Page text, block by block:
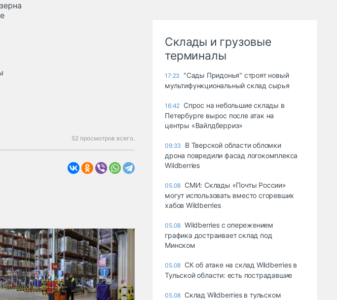
52 просмотров всего.
Склады и грузовые
терминалы
17:23
"Сады Придонья" строят новый
мультифункциональный склад сырья
16:42 Спрос на небольшие склады в
Петербурге вырос после атак на
центры «Вайлдберриз»
09:33
В Тверской области обломки
дрона повредили фасад логокомплекса
Wildberries
05.08 СМИ: Склады «Почты России»
могут использовать вместо сгоревших
хабов Wildberries
05.08 Wildberries с опережением
графика достраивает склад под
Минском
05.08 СК об атаке на склад Wildberries в
Тульской области: есть пострадавшие
05.08 Склад Wildberries в тульском